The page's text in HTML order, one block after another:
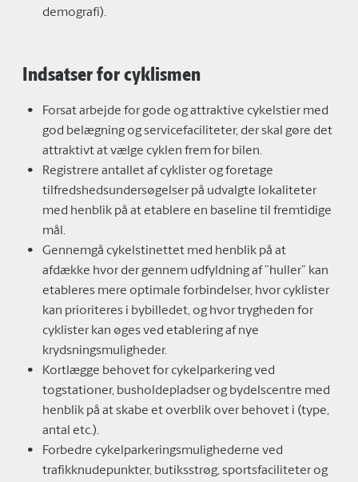
demografi).
Indsatser for cyklismen
Forsat arbejde for gode og attraktive cykelstier med
god belægning og servicefaciliteter, der skal gøre det
attraktivt at vælge cyklen frem for bilen.
Registrere antallet af cyklister og foretage
tilfredshedsundersøgelser på udvalgte lokaliteter
med henblik på at etablere en baseline til fremtidige
mål.
Gennemgå cykelstinettet med henblik på at
afdække hvor der gennem udfyldning af ”huller” kan
etableres mere optimale forbindelser, hvor cyklister
kan prioriteres i bybilledet, og hvor trygheden for
cyklister kan øges ved etablering af nye
krydsningsmuligheder.
Kortlægge behovet for cykelparkering ved
togstationer, busholdepladser og bydelscentre med
henblik på at skabe et overblik over behovet i (type,
antal etc.).
Forbedre cykelparkeringsmulighederne ved
trafikknudepunkter, butiksstrøg, sportsfaciliteter og